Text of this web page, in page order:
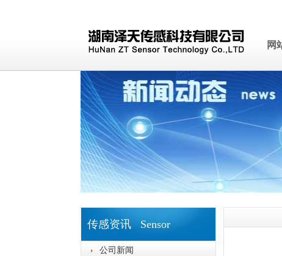
网
传感资讯 Sensor
公司新闻